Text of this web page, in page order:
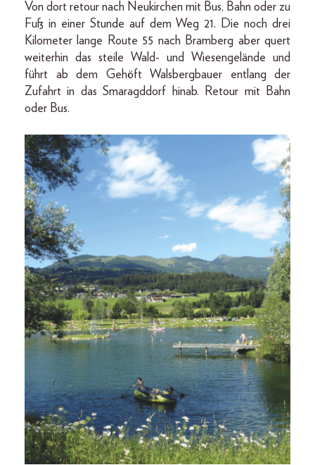
Von dort retour nach Neukirchen mit Bus, Bahn oder zu
Fuß in einer Stunde auf dem Weg 21. Die noch drei
Kilometer lange Route 55 nach Bramberg aber quert
weiterhin das steile Wald- und Wiesengelände und
führt ab dem Gehöft Walsbergbauer entlang der
Zufahrt in das Smaragddorf hinab. Retour mit Bahn
oder Bus.